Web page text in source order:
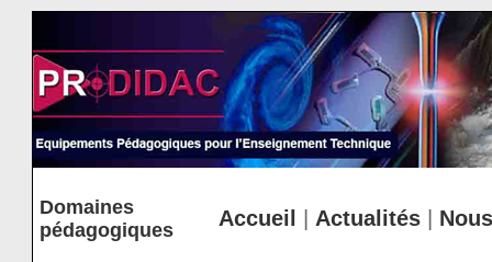
Domaines
pédagogiques
Accueil Actualités|
Cookies management panel